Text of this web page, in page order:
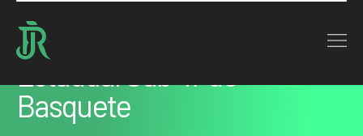
Home : Agenda
Basquete